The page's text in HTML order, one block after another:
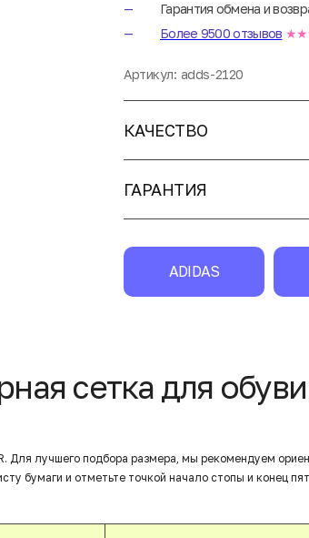
Гарантия обмена и
Более 9500 отзывов
Артикул: adds-2120
КАЧЕСТВО
ГАРАНТИЯ
ADIDAS
сетка для обуви
Для лучшего подбора размера, мы рекомендуем
бумаги и отметьте точкой начало стопы и конец